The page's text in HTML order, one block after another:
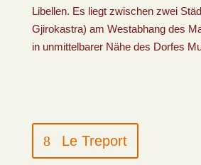
Libellen. Es liegt zwischen zwei
Gjirokastra) am Westabhang des
in unmittelbarer Nähe des Dorfes
Le Treport